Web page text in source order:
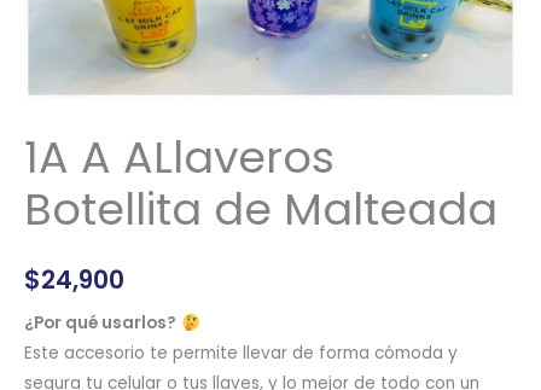
1A A ALlaveros
Botellita de Malteada
$24,900
¿Por qué usarlos?
Este accesorio te permite llevar de forma cómoda y
segura tu celular o tus llaves, y lo mejor de todo con un